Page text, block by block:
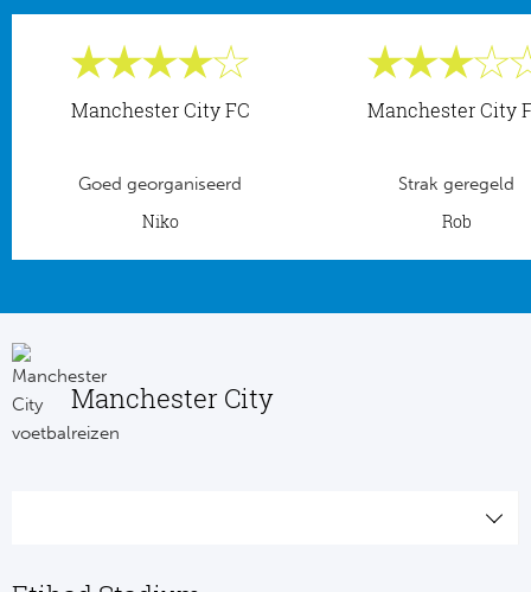
Manchester City FC
Goed georganiseerd
Niko
Manchester City
Strak geregeld
Rob
Manchester City